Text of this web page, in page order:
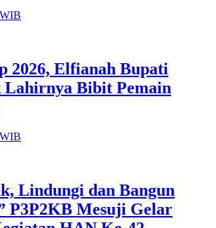
2026, Elfianah Bupati
Bibit Pemain
Lindungi dan Bangun
P3P2KB Mesuji Gelar